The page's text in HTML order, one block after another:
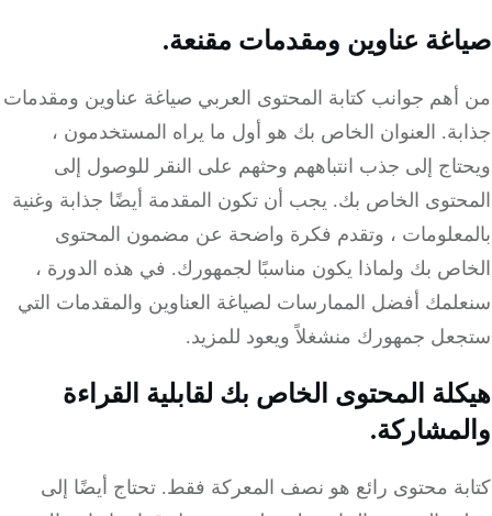
عناوين ومقدمات مقنعة.
جوانب كتابة المحتوى العربي صياغة عناوين ومقدمات
العنوان الخاص بك هو أول ما يراه المستخدمون ،
إلى جذب انتباههم وحثهم على النقر للوصول إلى
الخاص بك. يجب أن تكون المقدمة أيضًا جذابة وغنية
، وتقدم فكرة واضحة عن مضمون المحتوى
بك ولماذا يكون مناسبًا لجمهورك. في هذه الدورة ،
أفضل الممارسات لصياغة العناوين والمقدمات التي
جمهورك منشغلاً ويعود للمزيد.
المحتوى الخاص بك لقابلية القراءة
محتوى رائع هو نصف المعركة فقط. تحتاج أيضًا إلى